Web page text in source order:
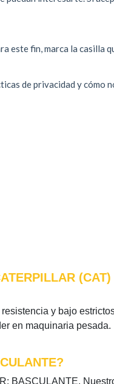
y bajo
en maquinaria pesada.
BASCULANTE.